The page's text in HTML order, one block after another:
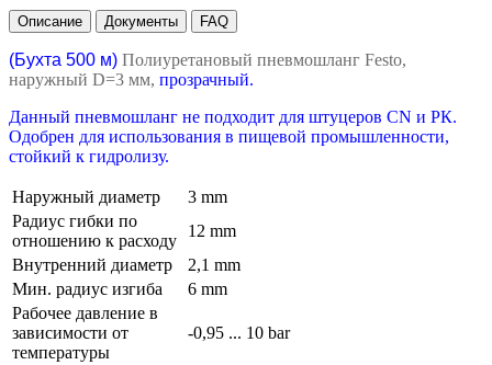
Описание Документы FAQ
(Бухта 500 м) Полиуретановый пневмошланг Festo,
наружный D=3 мм, прозрачный.
Данный пневмошланг не подходит для штуцеров CN и РК.
Одобрен для использования в пищевой промышленности,
стойкий к гидролизу.
Наружный диаметр
3 mm
Радиус гибки по
отношению к расходу
12 mm
Внутренний диаметр
2,1 mm
Мин. радиус изгиба
6 mm
Рабочее давление в
зависимости от
температуры
-0,95 ... 10 bar